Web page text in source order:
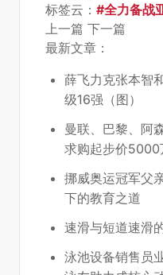
标签云： #全力备战
上一篇 下一篇
最新文章：
薛飞力克张本智
级16强（图）
曼联、巴黎、阿
求购起步价5000
挪威奥运冠军父
下的教育之道
速滑与短道速滑
泳池设备销售员